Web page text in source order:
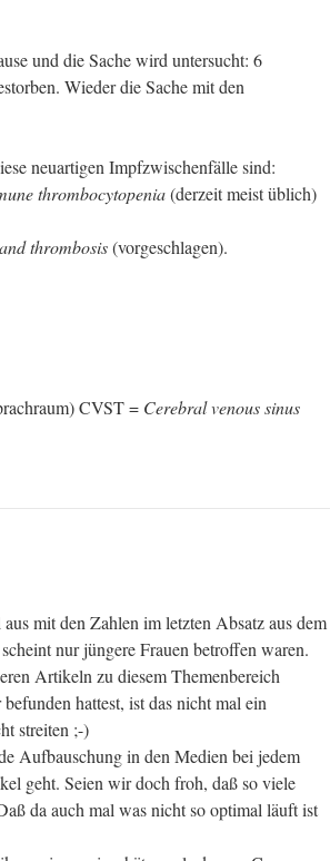
und die Sache wird untersucht: 6
Wieder die Sache mit den
neuartigen Impfzwischenfälle sind:
thrombocytopenia(derzeit meist üblich)
thrombosis(vorgeschlagen).
CVST = Cerebral venous sinus
mit den Zahlen im letzten Absatz aus dem
nur jüngere Frauen betroffen waren.
Artikeln zu diesem Themenbereich
hattest, ist das nicht mal ein
streiten ;-)
Aufbauschung in den Medien bei jedem
geht. Seien wir doch froh, daß so viele
da auch mal was nicht so optimal läuft ist